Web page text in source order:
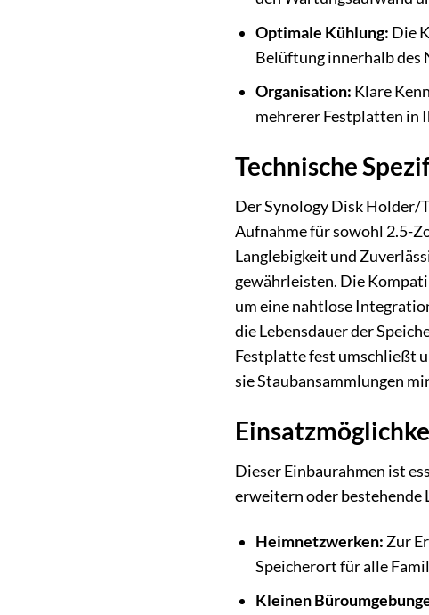
Optimale Kühlung: Die
Belüftung innerhalb des
Organisation: Klare
mehrerer Festplatten in
Technische
Der Synology Disk Holder/
Aufnahme für sowohl 2.5-
Langlebigkeit und
gewährleisten. Die
um eine nahtlose
die Lebensdauer der
Festplatte fest umschließt
sie Staubansammlungen
Dieser Einbaurahmen ist
erweitern oder bestehende
Heimnetzwerken: Zur
Speicherort für alle
Kleinen